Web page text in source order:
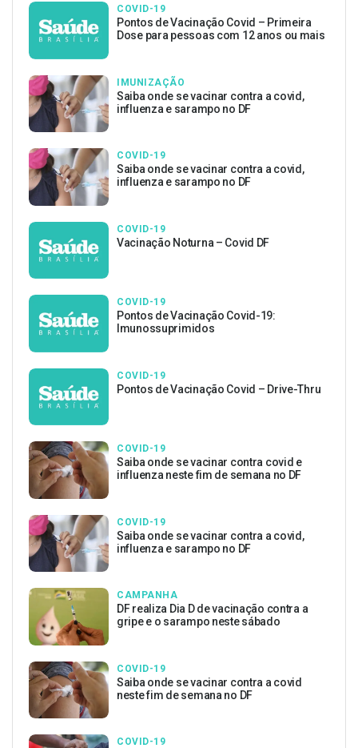
COVID-19
Pontos de Vacinação Covid – Primeira
Dose para pessoas com 12 anos ou mais
IMUNIZAÇÃO
Saiba onde se vacinar contra a covid,
influenza e sarampo no DF
COVID-19
Saiba onde se vacinar contra a covid,
influenza e sarampo no DF
COVID-19
Vacinação Noturna – Covid DF
COVID-19
Pontos de Vacinação Covid-19:
Imunossuprimidos
COVID-19
Pontos de Vacinação Covid – Drive-Thru
COVID-19
Saiba onde se vacinar contra covid e
influenza neste fim de semana no DF
COVID-19
Saiba onde se vacinar contra a covid,
influenza e sarampo no DF
CAMPANHA
DF realiza Dia D de vacinação contra a
gripe e o sarampo neste sábado
COVID-19
Saiba onde se vacinar contra a covid
neste fim de semana no DF
COVID-19